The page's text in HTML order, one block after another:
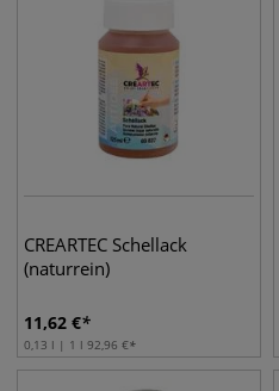
CREARTEC Schellack
(naturrein)
11,62 €
0,13 l | 1 l 92,96 €